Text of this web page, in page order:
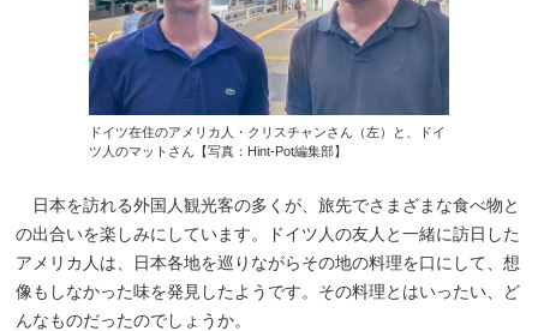
ドイツ在住のアメリカ人・クリスチャンさん（左）と、ドイ
ツ人のマットさん【写真：Hint-Pot編集部】
日本を訪れる外国人観光客の多くが、旅先でさまざまな食べ物と
の出合いを楽しみにしています。ドイツ人の友人と一緒に訪日した
アメリカ人は、日本各地を巡りながらその地の料理を口にして、想
像もしなかった味を発見したようです。その料理とはいったい、ど
んなものだったのでしょうか。